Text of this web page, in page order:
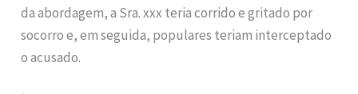
da abordagem, a Sra. xxx teria corrido e gritado por
socorro e, em seguida, populares teriam interceptado
o acusado.